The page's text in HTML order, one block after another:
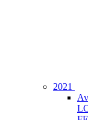
2021